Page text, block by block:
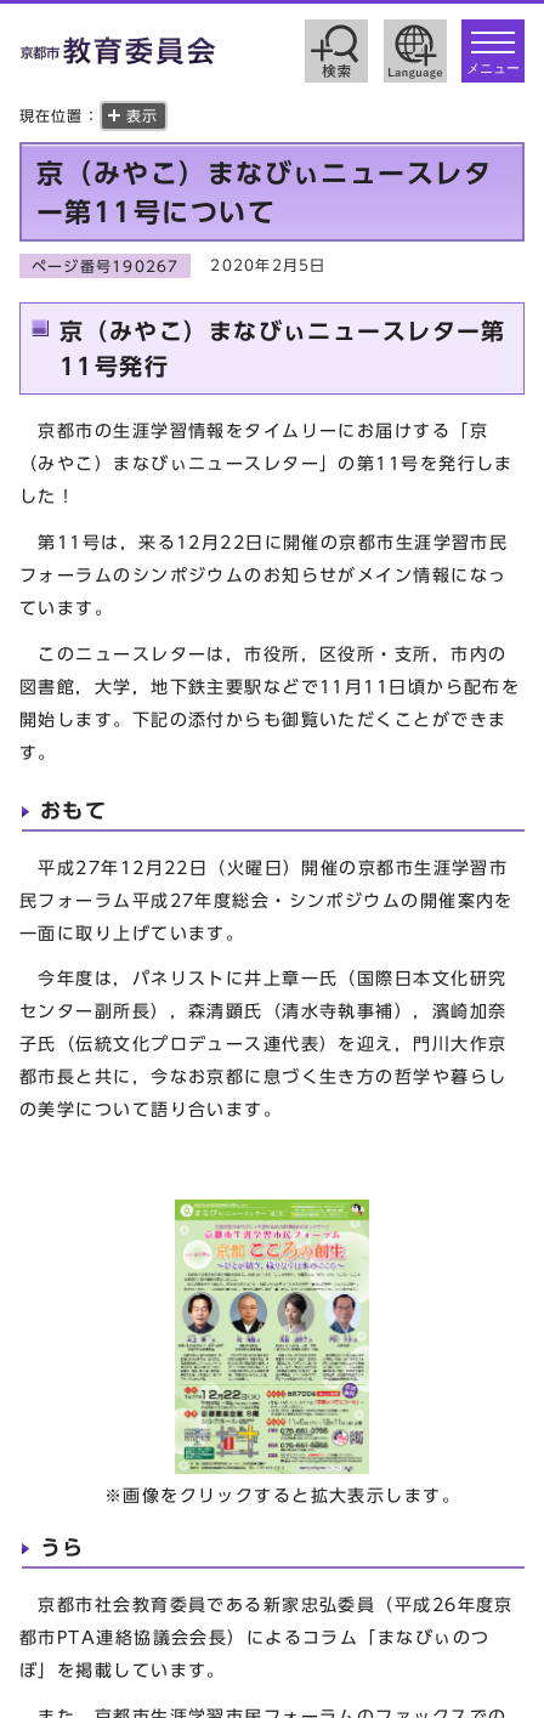
toggle
メニュー
現在位置： 表示
京（みやこ）まなびぃニュースレタ
ー第11号について
ページ番号190267 2020年2月5日
京（みやこ）まなびぃニュースレター第
11号発行
京都市の生涯学習情報をタイムリーにお届けする「京
（みやこ）まなびぃニュースレター」の第11号を発行しま
した！
第11号は，来る12月22日に開催の京都市生涯学習市民
フォーラムのシンポジウムのお知らせがメイン情報になっ
ています。
このニュースレターは，市役所，区役所・支所，市内の
図書館，大学，地下鉄主要駅などで11月11日頃から配布を
開始します。下記の添付からも御覧いただくことができま
す。
おもて
平成27年12月22日（火曜日）開催の京都市生涯学習市
民フォーラム平成27年度総会・シンポジウムの開催案内を
一面に取り上げています。
今年度は，パネリストに井上章一氏（国際日本文化研究
センター副所長），森清顕氏（清水寺執事補），濱崎加奈
子氏（伝統文化プロデュース連代表）を迎え，門川大作京
都市長と共に，今なお京都に息づく生き方の哲学や暮らし
の美学について語り合います。
※画像をクリックすると拡大表示します。
うら
京都市社会教育委員である新家忠弘委員（平成26年度京
都市PTA連絡協議会会長）によるコラム「まなびぃのつ
ぼ」を掲載しています。